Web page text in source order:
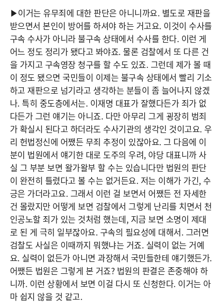
▶이거는 유무죄에 대한 판단은 아니니까요. 별도로 재판을
받으면서 본인이 방어를 하셔야 하는 거고요. 이것이 수사를
구속 수사가 아니라 불구속 상태에서 수사를 한다. 이런 게
어느 정도 정리가 됐다고 봐야죠. 물론 검찰에서 또 다른 건
을 가지고 구속영장 청구를 할 수도 있죠. 그런데 제가 볼 때
이 정도 됐으면 국민들이 이제는 불구속 상태에서 빨리 기소
하고 재판으로 넘기라고 생각하는 분들이 좀 늘어나지 않겠
나. 특히 중도층에서는. 이재명 대표가 잘했다든가 죄가 없
다든가 그런 얘기는 아니죠. 다만 아무리 그게 굉장히 범죄
가 확실시 된다고 하더라도 수사기관의 생각인 것이고요. 우
리 헌법정신에 어쨌든 무죄 추정이 있잖아요. 그 다음에 이
분이 법원에서 얘기한 대로 도주의 우려, 야당 대표니까 사
실 그 부분 보면 왈가왈부 할 수는 있습니다만 법원의 판단
이 완전히 틀렸다고 볼 수는 없거든요. 저는 이해가 가긴, 수
긍은 가더라고요. 그래서 이런 걸 보면서 어쨌든 전 자세한
건 몰랐지만 어떻게 보면 검찰에서 그렇게 난리를 치면서 천
인공노할 죄가 있는 것처럼 했는데, 지금 보면 소명이 제대
로 된 게 극히 일부잖아요. 구속의 필요성에 대해서. 그러면
검찰도 사실은 이때까지 뭐했냐는 거죠. 실력이 없는 거예
요. 실력이 없든가 아니면 과장해서 국민들한테 얘기했든가.
어쨌든 법원은 그렇게 본 거죠? 법원의 판결은 존중해야 하
니까. 이런 상황에서 보면 이걸 다시 또 신청한다. 이거는 아
마 쉽지 않을 것 같고.